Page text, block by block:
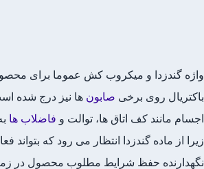
واژه گندزدا و میکروب کش عموما برای
باکتریال روی برخی صابون ها نیز درج شده
اجسام مانند کف اتاق ها، توالت و فاضلاب ها
زیرا از ماده گندزدا انتظار می رود که
نگهدارنده حفظ شرایط مطلوب محصول در